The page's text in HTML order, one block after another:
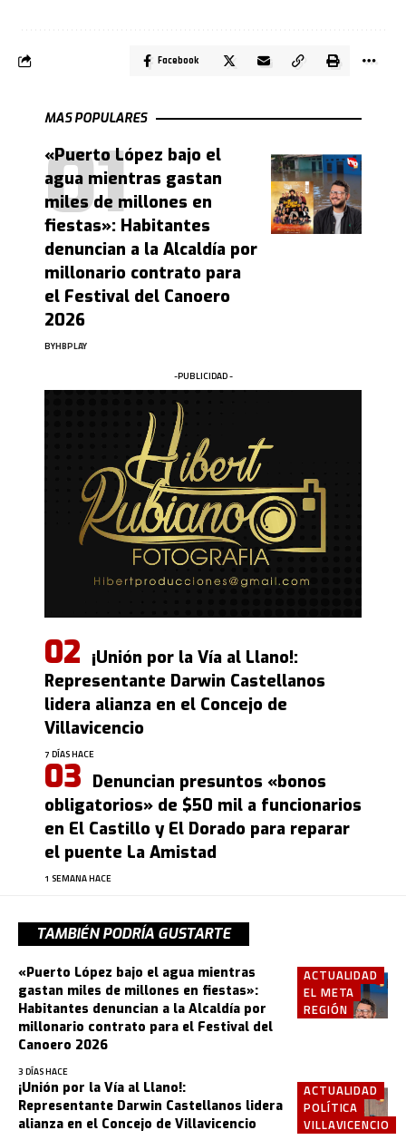
Facebook
MAS POPULARES
«Puerto López bajo el
agua mientras gastan
miles de millones en
fiestas»: Habitantes
denuncian a la Alcaldía por
millonario contrato para
el Festival del Canoero
2026
BYHBPLAY
-PUBLICIDAD -
¡Unión por la Vía al Llano!:
Representante Darwin Castellanos
lidera alianza en el Concejo de
Villavicencio
7 DÍAS HACE
Denuncian presuntos «bonos
obligatorios» de $50 mil a funcionarios
en El Castillo y El Dorado para reparar
el puente La Amistad
1 SEMANA HACE
TAMBIÉN PODRÍA GUSTARTE
ACTUALIDAD
EL META
REGIÓN
«Puerto López bajo el agua mientras
gastan miles de millones en fiestas»:
Habitantes denuncian a la Alcaldía por
millonario contrato para el Festival del
Canoero 2026
3 DÍAS HACE
ACTUALIDAD
POLÍTICA
VILLAVICENCIO
¡Unión por la Vía al Llano!:
Representante Darwin Castellanos lidera
alianza en el Concejo de Villavicencio